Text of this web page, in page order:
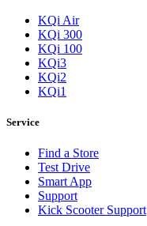
KQi Air
KQi 300
KQi 100
KQi3
KQi2
KQi1
Service
Find a Store
Test Drive
Smart App
Support
Kick Scooter Support